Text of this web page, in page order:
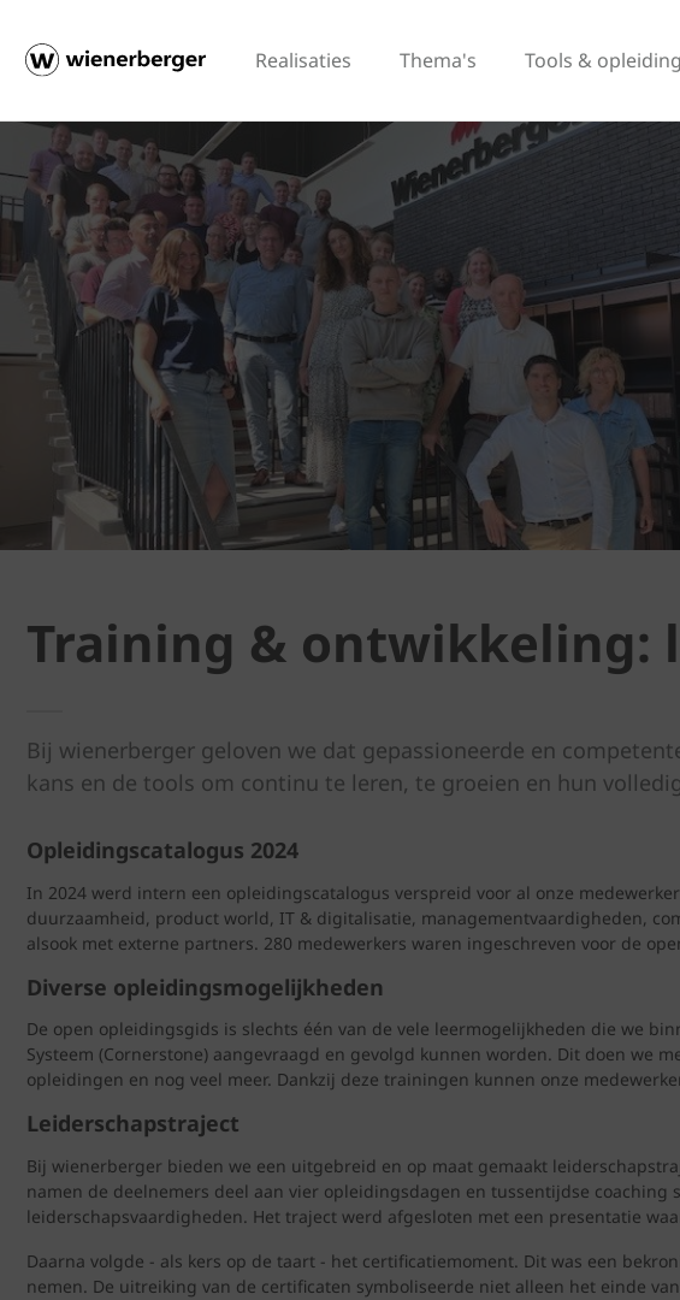
Realisaties Thema's Tools &
Training & ontwikkeling:
Bij wienerberger geloven we dat gepassioneerde en
kans en de tools om continu te leren, te groeien en hun
Opleidingscatalogus 2024
In 2024 werd intern een opleidingscatalogus verspreid voor al onze
duurzaamheid, product world, IT & digitalisatie, managementvaardigheden,
alsook met externe partners. 280 medewerkers waren ingeschreven voor de
Diverse opleidingsmogelijkheden
De open opleidingsgids is slechts één van de vele leermogelijkheden die we
Systeem (Cornerstone) aangevraagd en gevolgd kunnen worden. Dit doen we
opleidingen en nog veel meer. Dankzij deze trainingen kunnen onze
Leiderschapstraject
Bij wienerberger bieden we een uitgebreid en op maat gemaakt
namen de deelnemers deel aan vier opleidingsdagen en tussentijdse
leiderschapsvaardigheden. Het traject werd afgesloten met een presentatie
Daarna volgde - als kers op de taart - het certificatiemoment. Dit was een
nemen. De uitreiking van de certificaten symboliseerde niet alleen het einde